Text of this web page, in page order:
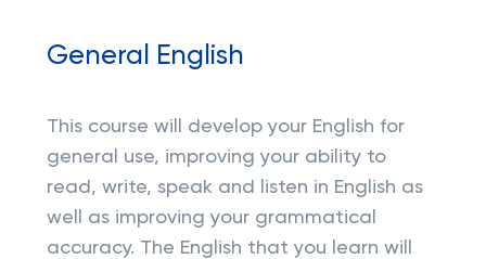
General English
This course will develop your English for
general use, improving your ability to
read, write, speak and listen in English as
well as improving your grammatical
accuracy. The English that you learn will